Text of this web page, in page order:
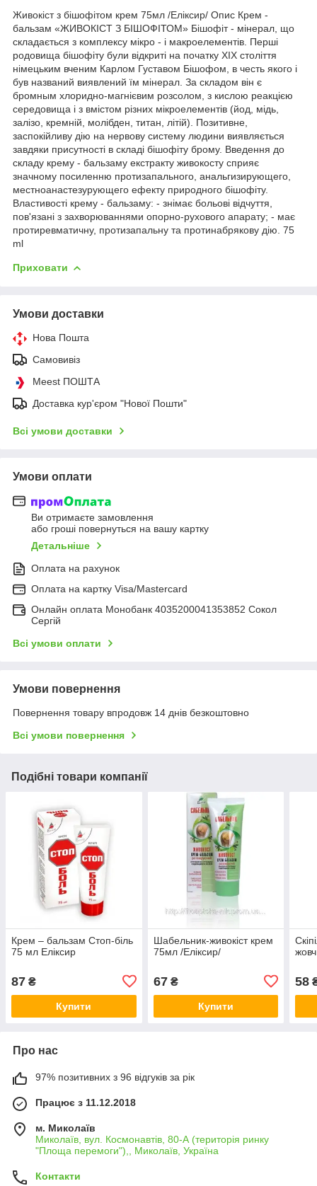
Живокіст з бішофітом крем 75мл /Еліксир/ Опис Крем -
бальзам «ЖИВОКІСТ З БІШОФІТОМ» Бішофіт - мінерал, що
складається з комплексу мікро - і макроелементів. Перші
родовища бішофіту були відкриті на початку XIX століття
німецьким вченим Карлом Густавом Бішофом, в честь якого і
був названий виявлений їм мінерал. За складом він є
бромным хлоридно-магнієвим розсолом, з кислою реакцією
середовища і з вмістом різних мікроелементів (йод, мідь,
залізо, кремній, молібден, титан, літій). Позитивне,
заспокійливу дію на нервову систему людини виявляється
завдяки присутності в складі бішофіту брому. Введення до
складу крему - бальзаму екстракту живокосту сприяє
значному посиленню протизапального, анальгизирующего,
местноанастезурующего ефекту природного бішофіту.
Властивості крему - бальзаму: - знімає больові відчуття,
пов'язані з захворюваннями опорно-рухового апарату; - має
протиревматичну, протизапальну та протинабрякову дію. 75
ml
Приховати
Умови доставки
Нова Пошта
Самовивіз
Meest ПОШТА
Доставка кур'єром "Нової Пошти"
Всі умови доставки
Умови оплати
Ви отримаєте замовлення
або гроші повернуться на вашу картку
Детальніше
Оплата на рахунок
Оплата на картку Visa/Mastercard
Онлайн оплата Монобанк 4035200041353852 Сокол
Сергій
Всі умови оплати
Умови повернення
Повернення товару впродовж 14 днів безкоштовно
Всі умови повернення
Подібні товари компанії
Крем – бальзам Стоп-біль
75 мл Еліксир
87 ₴
Купити
Шабельник-живокіст крем
75мл /Еліксир/
67₴
Купити
58
Про нас
97% позитивних з 96 відгуків за рік
Працює з 11.12.2018
м. Миколаїв
Миколаїв, вул. Космонавтів, 80-А (територія ринку
"Площа перемоги"),, Миколаїв, Україна
Контакти